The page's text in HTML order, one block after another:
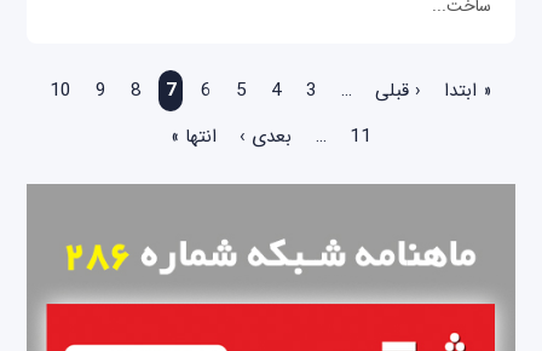
ساخت...
صفحه‌ها
« ابتدا ‹ قبلی …
3
4
5
6
7
8
9
10
11
… بعدی › انتها »